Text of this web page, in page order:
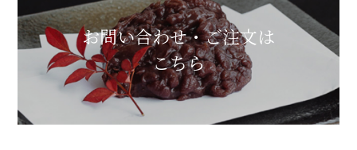
お問い合わせ・ご注文は
こちら